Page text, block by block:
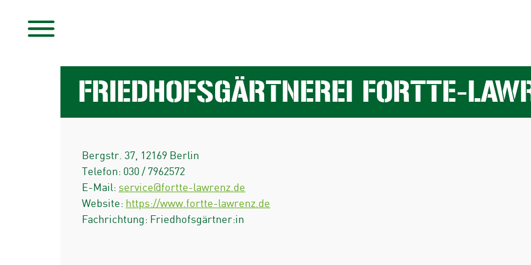
FRIEDHOFSGÄRTNEREI FORTTE-
Bergstr. 37 12169 Berlin
Telefon: 030 / 7962572
E-Mail: service@fortte-lawrenz.de
Website: https://www.fortte-lawrenz.de
Fachrichtung: Friedhofsgärtner:in